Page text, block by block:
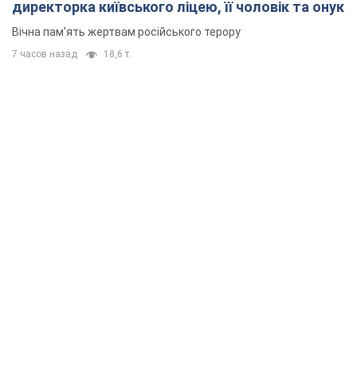
директорка київського ліцею, її чоловік та онук
Вічна пам'ять жертвам російського терору
7 часов назад 18,6 т.